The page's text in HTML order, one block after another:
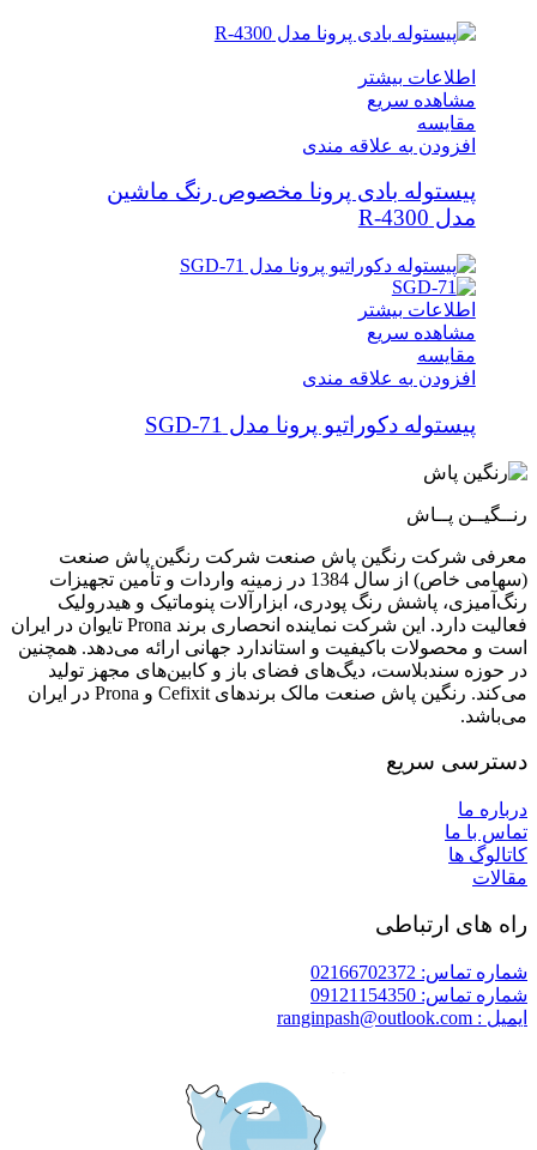
اطلاعات بیشتر
مشاهده سریع
مقایسه
افزودن به علاقه مندی
پیستوله بادی پرونا مخصوص رنگ ماشین
مدل R-4300
اطلاعات بیشتر
مشاهده سریع
مقایسه
افزودن به علاقه مندی
پیستوله دکوراتیو پرونا مدل SGD-71
رنــگیــن پــاش
معرفی شرکت رنگین پاش صنعت شرکت رنگین پاش صنعت
(سهامی خاص) از سال 1384 در زمینه واردات و تأمین تجهیزات
رنگ‌آمیزی، پاشش رنگ پودری، ابزارآلات پنوماتیک و هیدرولیک
فعالیت دارد. این شرکت نماینده انحصاری برند Prona تایوان در ایران
است و محصولات باکیفیت و استاندارد جهانی ارائه می‌دهد. همچنین
در حوزه سندبلاست، دیگ‌های فضای باز و کابین‌های مجهز تولید
می‌کند. رنگین پاش صنعت مالک برندهای Cefixit و Prona در ایران
می‌باشد.
دسترسی سریع
درباره ما
تماس با ما
کاتالوگ ها
مقالات
راه های ارتباطی
شماره تماس: 02166702372
شماره تماس: 09121154350
ایمیل : ranginpash@outlook.com